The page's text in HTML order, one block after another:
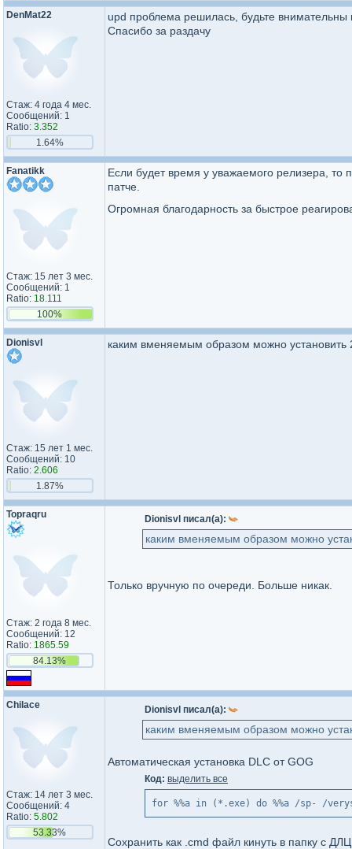
DenMat22
Стаж: 4 года 4 мес.
Сообщений: 1
Ratio: 3.352
1.64%
upd проблема решилась, будьте
Спасибо за раздачу
Fanatikk
Стаж: 15 лет 3 мес.
Сообщений: 1
Ratio: 18.111
100%
Если будет время у уважаемого релизера, то
патче.
Огромная благодарность за быстрое
Dionisvl
Стаж: 15 лет 1 мес.
Сообщений: 10
Ratio: 2.606
1.87%
каким вменяемым образом можно установить
Topraqru
Стаж: 2 года 8 мес.
Сообщений: 12
Ratio: 1865.59
84.13%
Dionisvl писал(а):
каким вменяемым образом можно
Только вручную по очереди. Больше никак.
Chilace
Стаж: 14 лет 3 мес.
Сообщений: 4
Ratio: 5.802
53.33%
Dionisvl писал(а):
каким вменяемым образом можно
Автоматическая установка DLC от GOG
Код: выделить все
for %%a in (*.exe) do %%a /sp- /
Сохранить как .cmd файл кинуть в папку с ДЛЦ